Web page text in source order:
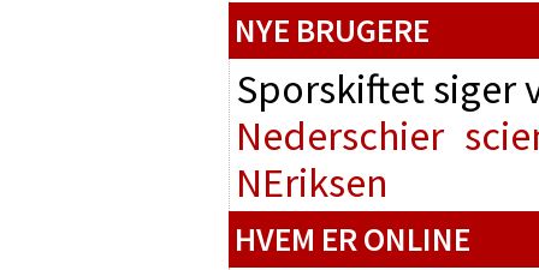
NYE BRUGERE
Sporskiftet
Nederschier
NEriksen
HVEM ER ONLINE